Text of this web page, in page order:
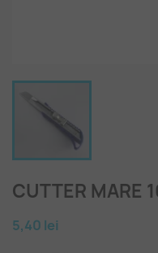
CUTTER MARE
5,40 lei